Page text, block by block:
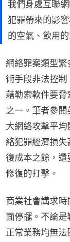
我們身處互聯
犯罪帶來的影
的空氣、飲用的
網絡罪案類型
術手段非法控制
藉勒索軟件要
之一。筆者參
大網絡攻擊平
絡犯罪經濟損
復成本之餘，還
修復的打擊。
商業社會講求
面停擺。不論是
正常業務均無